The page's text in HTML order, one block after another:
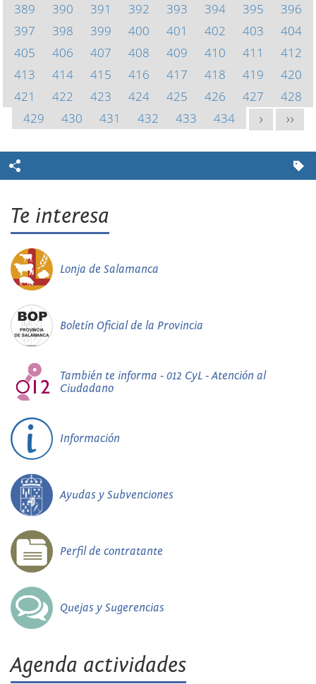
389
390 391 392 393 394 395
396
397
398 399 400 401 402 403
404
405
406 407 408 409 410 411
412
413
414 415 416 417 418 419
420
421
422 423 424 425 426 427
428
429
430 431 432 433 434 > >>
Te interesa
Lonja de Salamanca
Boletín Oficial de la Provincia
También te informa - 012 CyL - Atención al
Ciudadano
Información
Ayudas y Subvenciones
Perfil de contratante
Quejas y Sugerencias
Agenda actividades